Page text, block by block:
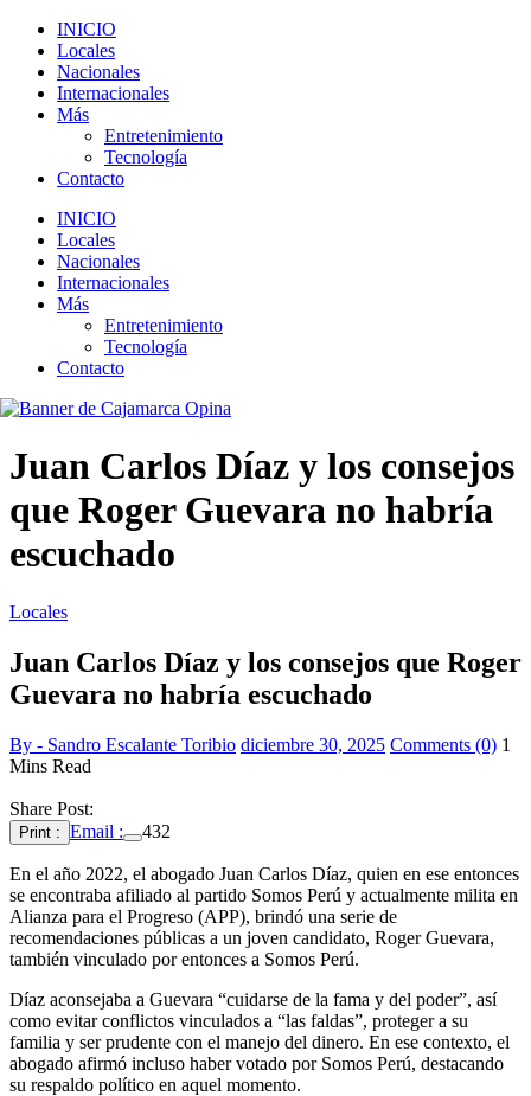
INICIO
Locales
Nacionales
Internacionales
Más
Entretenimiento
Tecnología
Contacto
INICIO
Locales
Nacionales
Internacionales
Más
Entretenimiento
Tecnología
Contacto
Juan Carlos Díaz y los consejos
que Roger Guevara no habría
escuchado
Locales
Juan Carlos Díaz y los consejos que Roger
Guevara no habría escuchado
By - Sandro Escalante Toribio diciembre 30, 2025 Comments (0) 1
Mins Read
Share Post:
Print : Email : 432
En el año 2022, el abogado Juan Carlos Díaz, quien en ese entonces
se encontraba afiliado al partido Somos Perú y actualmente milita en
Alianza para el Progreso (APP), brindó una serie de
recomendaciones públicas a un joven candidato, Roger Guevara,
también vinculado por entonces a Somos Perú.
Díaz aconsejaba a Guevara “cuidarse de la fama y del poder”, así
como evitar conflictos vinculados a “las faldas”, proteger a su
familia y ser prudente con el manejo del dinero. En ese contexto, el
abogado afirmó incluso haber votado por Somos Perú, destacando
su respaldo político en aquel momento.